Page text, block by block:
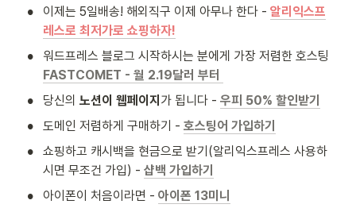
• 이제는 5일배송! 해외직구 이제 아무나 한다 - 알리익스프
레스로 최저가로 쇼핑하자!
•
워드프레스 블로그 시작하시는 분에게 가장 저렴한 호스팅
FASTCOMET - 월 2.19달러 부터
• 당신의 노션이 웹페이지 가 됩니다 - 우피 50% 할인받기
• 도메인 저렴하게 구매하기 - 호스팅어 가입하기
•
쇼핑하고 캐시백을 현금으로 받기(알리익스프레스 사용하
시면 무조건 가입) - 샵백 가입하기
• 아이폰이 처음이라면 - 아이폰 13미니